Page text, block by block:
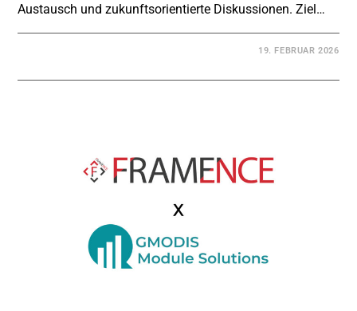
Austausch und zukunftsorientierte Diskussionen. Ziel…
19. FEBRUAR 2026